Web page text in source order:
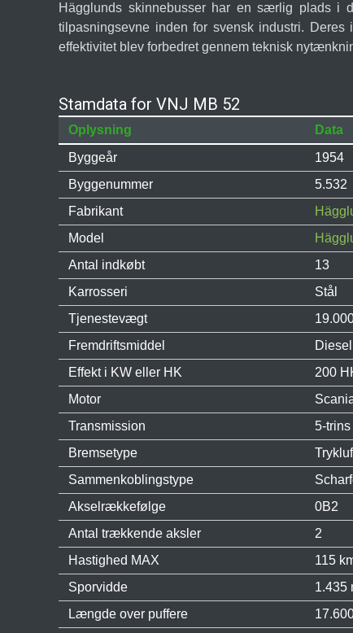
Hägglunds skinnebusser har en særlig plads i
tilpasningsevne inden for svensk industri.
effektivitet blev forbedret gennem teknisk
Stamdata for VNJ MB 52
Oplysning
Data
Byggeår
1954
Byggenummer
5.532
Fabrikant
Model
Antal indkøbt
13
Karrosseri
Stål
Tjenestevægt
Fremdriftsmiddel
Diesel
Effekt i KW eller HK
200
Motor
Transmission
5-
Bremsetype
Sammenkoblingstype
Akselrækkefølge
0B2
Antal trækkende aksler
2
Hastighed MAX
115
Sporvidde
1.435
Længde over puffere